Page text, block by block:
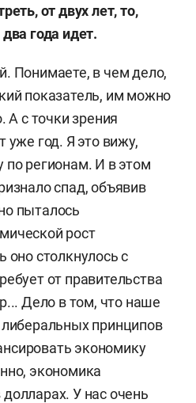
от двух лет, то,
года идет.
Понимаете, в чем дело,
показатель, им можно
А с точки зрения
уже год. Я это вижу,
по регионам. И в этом
спад, объявив
пыталось
рост
оно столкнулось с
от правительства
Дело в том, что наше
либеральных принципов
экономику
экономика
У нас очень